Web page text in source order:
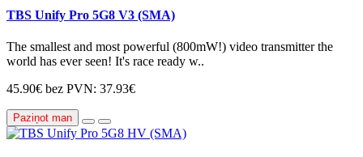
TBS Unify Pro 5G8 V3 (SMA)
The smallest and most powerful (800mW!) video transmitter the
world has ever seen! It's race ready w..
45.90€ bez PVN: 37.93€
Paziņot man